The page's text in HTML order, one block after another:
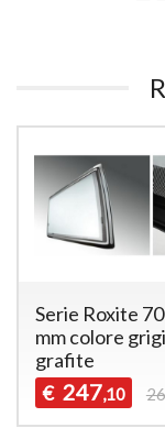
Serie Roxite
mm colore
grafite
€ 247,10